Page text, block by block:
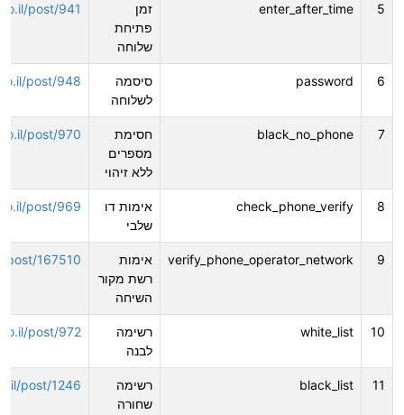
5
enter_after_time
זמן
פתיחת
שלוחה
post/941
6
password
סיסמה
לשלוחה
post/948
7
black_no_phone
חסימת
מספרים
ללא זיהוי
post/970
8
check_phone_verify
אימות דו
שלבי
post/969
9
verify_phone_operator_network
אימות
רשת מקור
השיחה
post/167510
10
white_list
רשימה
לבנה
post/972
11
black_list
רשימה
שחורה
post/1246